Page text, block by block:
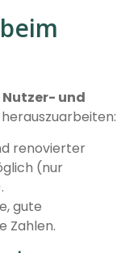
Nutzer- und
renovierter
(nur
gute
Zahlen.